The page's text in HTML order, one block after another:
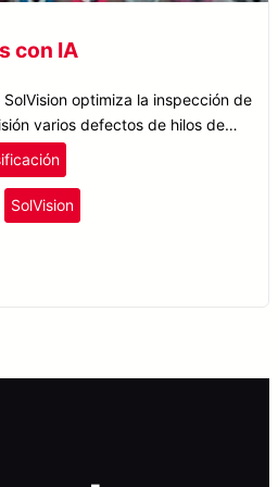
con IA
optimiza la inspección de
varios defectos de hilos de
un control de calidad
SolVision